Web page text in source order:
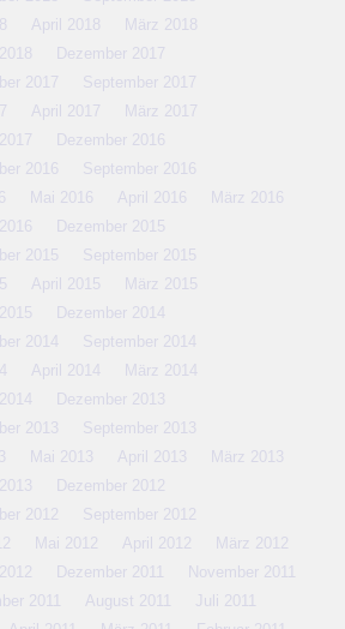
April 2018
März 2018
Dezember 2017
2017
September 2017
April 2017
März 2017
Dezember 2016
2016
September 2016
Mai 2016 April 2016
März 2016
Dezember 2015
2015
September 2015
April 2015
März 2015
Dezember 2014
2014
September 2014
April 2014
März 2014
Dezember 2013
2013
September 2013
Mai 2013 April 2013
März 2013
Dezember 2012
2012
September 2012
Mai 2012 April 2012
März 2012
Dezember 2011
November 2011
2011 August 2011
Juli 2011